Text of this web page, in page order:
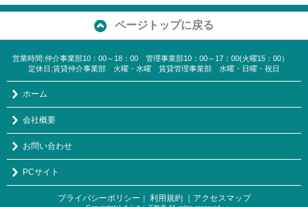
ページトップに戻る
営業時間:仲介事業部10：00～18：00 管理事業部10：00～17：00(火曜15：00）
定休日:賃貸仲介事業部 火曜・水曜 賃貸管理事業部 水曜・日曜・祝日
ホーム
会社概要
お問い合わせ
PCサイト
プライバシーポリシー ｜ 利用規約 ｜アクセスマップ